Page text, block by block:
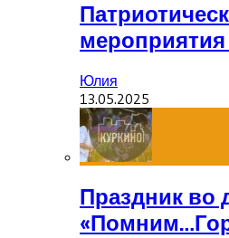
Юлия
13.05.2025
Праздник во